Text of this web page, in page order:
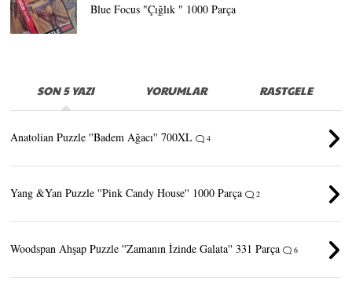
Blue Focus "Çığlık " 1000 Parça
SON 5 YAZI YORUMLAR RASTGELE
Anatolian Puzzle ''Badem Ağacı'' 700XL 4
Yang &Yan Puzzle ''Pink Candy House'' 1000 Parça 2
Woodspan Ahşap Puzzle ''Zamanın İzinde Galata'' 331 Parça 6